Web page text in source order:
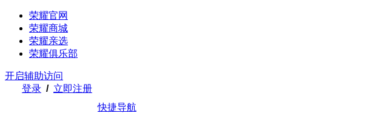
荣耀官网
荣耀商城
荣耀亲选
荣耀俱乐部
开启辅助访问
登录 / 立即注册
快捷导航